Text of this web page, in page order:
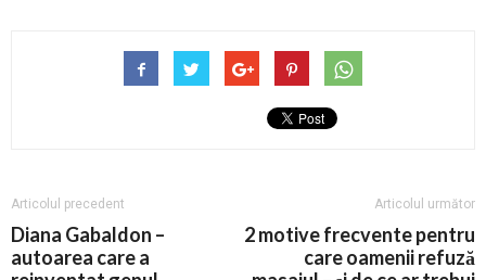
Articolul precedent
Diana Gabaldon –
autoarea care a
Articolul următor
2 motive frecvente pentru
care oamenii refuză